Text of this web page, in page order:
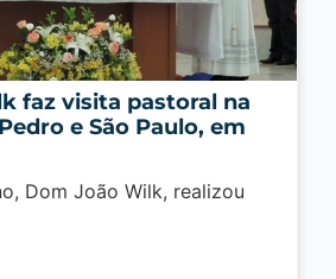
faz visita pastoral na
e São Paulo, em
Dom João Wilk, realizou